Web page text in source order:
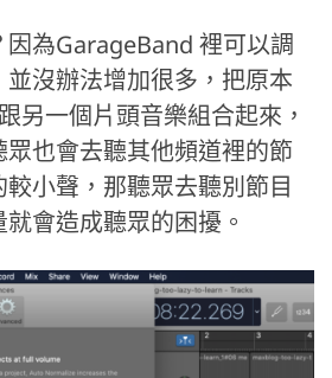
為GarageBand 裡可以調
沒辦法增加很多，把原本
另一個片頭音樂組合起來，
也會去聽其他頻道裡的節
小聲，那聽眾去聽別節目
會造成聽眾的困擾。